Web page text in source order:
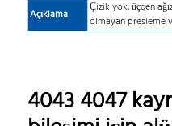
Açıklama
Çizik yok, üçgen
olmayan presleme
4043 4047